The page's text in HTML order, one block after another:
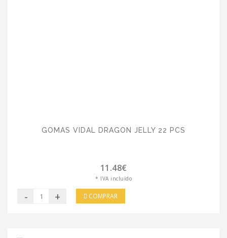
GOMAS VIDAL DRAGON JELLY 22 PCS
11.48€
* IVA incluído
- + COMPRAR